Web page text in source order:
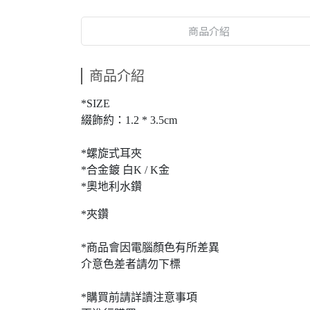
商品介紹
商品介紹
*SIZE
綴飾約：1.2 * 3.5cm
*螺旋式耳夾
*合金鍍 白K / K金
*奧地利水鑽
*夾鑽
*商品會因電腦顏色有所差異
介意色差者請勿下標
*購買前請詳讀注意事項